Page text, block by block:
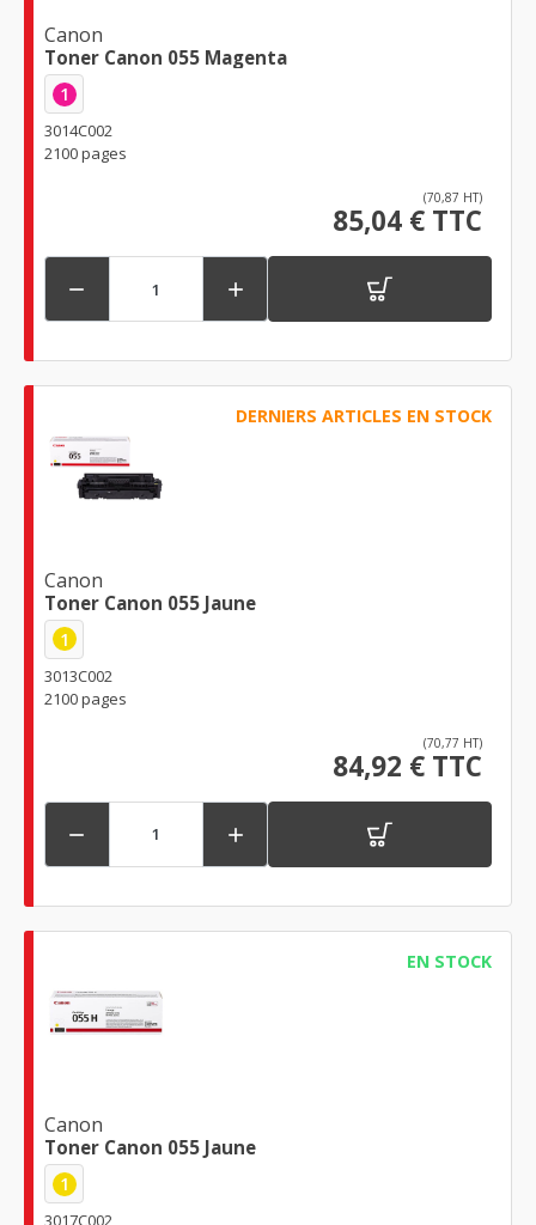
Canon
Toner Canon 055 Magenta
1
3014C002
2100 pages
(70,87 HT)
85,04 € TTC
 
DERNIERS ARTICLES EN STOCK
Canon
Toner Canon 055 Jaune
1
3013C002
2100 pages
(70,77 HT)
84,92 € TTC
 
EN STOCK
Canon
Toner Canon 055 Jaune
1
3017C002